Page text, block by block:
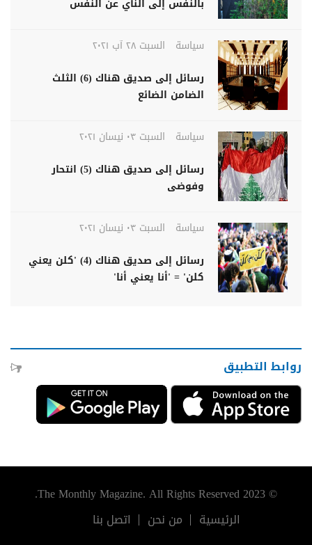
بالنفس إلى النأي عن النفس
سياسة
السبت ٢٨ آب ٢٠٢١
رسائل إلى صديق هناك (6) الثلث
الضامن الضائع
سياسة
السبت ٠٣ نيسان ٢٠٢١
رسائل إلى صديق هناك (5) انتحار
وفوضى
سياسة
السبت ٠٣ نيسان ٢٠٢١
رسائل إلى صديق هناك (4) 'كلن يعني
كلن' = 'أنا يعني أنا'
روابط التطبيق
© 2023 The Monthly Magazine. All Rights Reserved.
الرئيسية
من نحن اتصل بنا